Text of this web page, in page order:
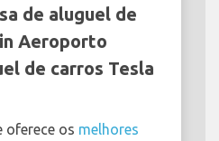
de aluguel de
Aeroporto
de carros Tesla
oferece os melhores